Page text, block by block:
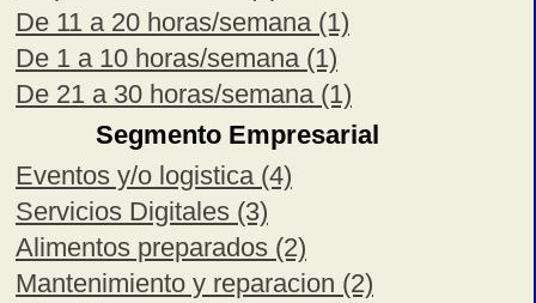
De 11 a 20 horas/semana (1)
De 1 a 10 horas/semana (1)
De 21 a 30 horas/semana (1)
Segmento Empresarial
Eventos y/o logistica (4)
Servicios Digitales (3)
Alimentos preparados (2)
Mantenimiento y reparacion (2)